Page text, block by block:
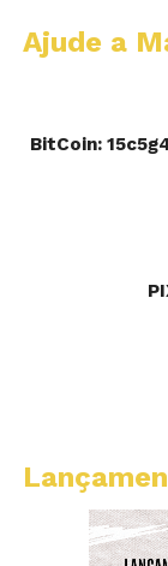
Ajude a
BitCoin: